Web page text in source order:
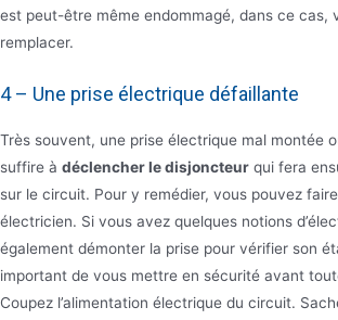
est peut-être même endommagé, dans ce cas,
remplacer.
4 – Une prise électrique défaillante
Très souvent, une prise électrique mal montée
suffire à déclencher le disjoncteur qui fera
sur le circuit. Pour y remédier, vous pouvez
électricien. Si vous avez quelques notions
également démonter la prise pour vérifier son
important de vous mettre en sécurité avant
Coupez l’alimentation électrique du circuit.